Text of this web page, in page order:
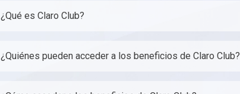
¿Qué es Claro Club?
¿Quiénes pueden acceder a los beneficios de Claro Club?